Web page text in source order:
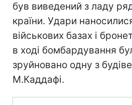
був виведений з ладу
країни. Удари
військових базах і
в ході бомбардування
зруйновано одну з
М.Каддафі.